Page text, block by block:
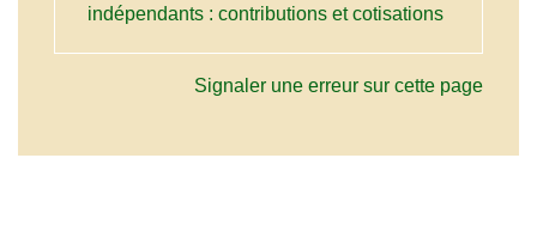
indépendants : contributions et cotisations
Signaler une erreur sur cette page